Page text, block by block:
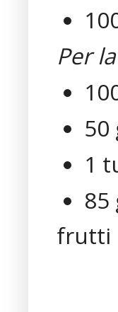
Per
50
1
85
frutti